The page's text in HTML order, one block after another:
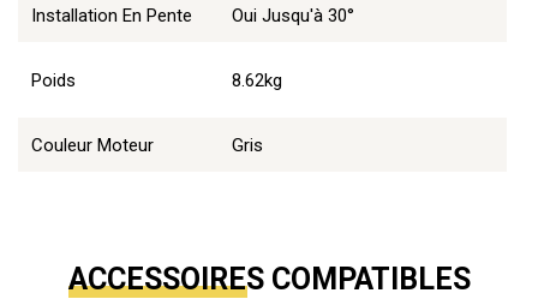
Installation En Pente Oui Jusqu'à 30°
Poids 8.62kg
Couleur Moteur Gris
ACCESSOIRES COMPATIBLES